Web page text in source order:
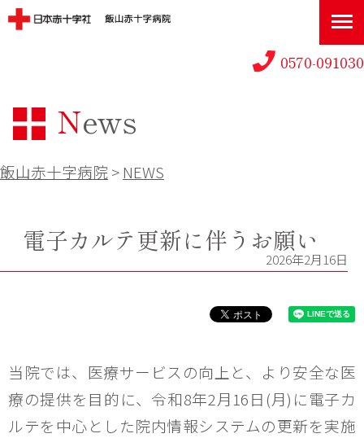
0570-091030
News
飯山赤十字病院>NEWS
電子カルテ更新に伴うお願い
2026年2月16日
当院では、医療サービスの向上と、より安全な医
療の提供を目的に、令和8年2月16日(月)に電子カ
ルテを中心とした院内情報システムの更新を実施